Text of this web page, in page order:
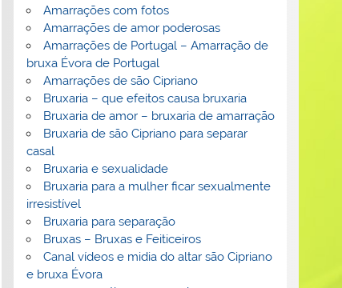
Amarrações com fotos
Amarrações de amor poderosas
Amarrações de Portugal – Amarração de
bruxa Évora de Portugal
Amarrações de são Cipriano
Bruxaria – que efeitos causa bruxaria
Bruxaria de amor – bruxaria de amarração
Bruxaria de são Cipriano para separar
casal
Bruxaria e sexualidade
Bruxaria para a mulher ficar sexualmente
irresistível
Bruxaria para separação
Bruxas – Bruxas e Feiticeiros
Canal vídeos e midia do altar são Cipriano
e bruxa Évora